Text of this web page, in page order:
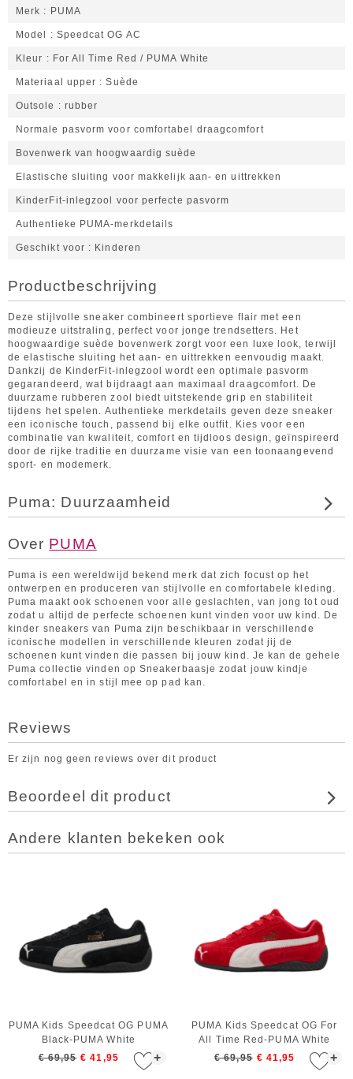
Merk PUMA
Model Speedcat OG AC
Kleur For All Time Red / PUMA White
Materiaal upper Suède
Outsole rubber
Normale pasvorm voor comfortabel draagcomfort
Bovenwerk van hoogwaardig suède
Elastische sluiting voor makkelijk aan- en uittrekken
KinderFit-inlegzool voor perfecte pasvorm
Authentieke PUMA-merkdetails
Geschikt voor Kinderen
Productbeschrijving
Deze stijlvolle sneaker combineert sportieve flair met een
modieuze uitstraling, perfect voor jonge trendsetters. Het
hoogwaardige suède bovenwerk zorgt voor een luxe look, terwijl
de elastische sluiting het aan- en uittrekken eenvoudig maakt.
Dankzij de KinderFit-inlegzool wordt een optimale pasvorm
gegarandeerd, wat bijdraagt aan maximaal draagcomfort. De
duurzame rubberen zool biedt uitstekende grip en stabiliteit
tijdens het spelen. Authentieke merkdetails geven deze sneaker
een iconische touch, passend bij elke outfit. Kies voor een
combinatie van kwaliteit, comfort en tijdloos design, geïnspireerd
door de rijke traditie en duurzame visie van een toonaangevend
sport- en modemerk.
Puma: Duurzaamheid
Over PUMA
Puma is een wereldwijd bekend merk dat zich focust op het
ontwerpen en produceren van stijlvolle en comfortabele kleding.
Puma maakt ook schoenen voor alle geslachten, van jong tot oud
zodat u altijd de perfecte schoenen kunt vinden voor uw kind. De
kinder sneakers van Puma zijn beschikbaar in verschillende
iconische modellen in verschillende kleuren zodat jij de
schoenen kunt vinden die passen bij jouw kind. Je kan de gehele
Puma collectie vinden op Sneakerbaasje zodat jouw kindje
comfortabel en in stijl mee op pad kan.
Reviews
Er zijn nog geen reviews over dit product
Beoordeel dit product
Andere klanten bekeken ook
+
PUMA Kids Speedcat OG PUMA
Black-PUMA White
€ 69,95 € 41,95 +
PUMA Kids Speedcat OG For
All Time Red-PUMA White
€ 69,95 € 41,95